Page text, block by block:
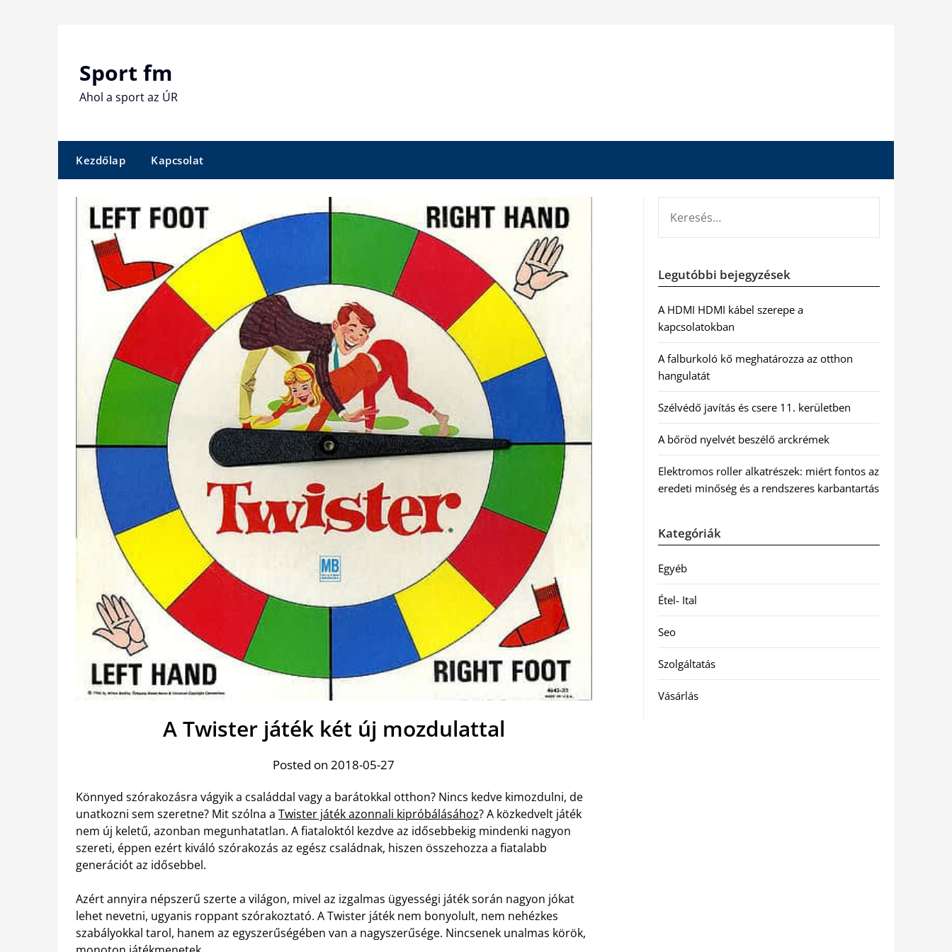
Sport fm
Ahol a sport az ÚR
Kezdőlap Kapcsolat
A Twister játék két új mozdulattal
Posted on 2018-05-27
Könnyed szórakozásra vágyik a családdal vagy a barátokkal otthon? Nincs kedve kimozdulni, de
unatkozni sem szeretne? Mit szólna a Twister játék azonnali kipróbálásához? A közkedvelt játék
nem új keletű, azonban megunhatatlan. A fiataloktól kezdve az idősebbekig mindenki nagyon
szereti, éppen ezért kiváló szórakozás az egész családnak, hiszen összehozza a fiatalabb
generációt az idősebbel.
Azért annyira népszerű szerte a világon, mivel az izgalmas ügyességi játék során nagyon jókat
lehet nevetni, ugyanis roppant szórakoztató. A Twister játék nem bonyolult, nem nehézkes
szabályokkal tarol, hanem az egyszerűségében van a nagyszerűsége. Nincsenek unalmas körök,
Legutóbbi bejegyzések
A HDMI HDMI kábel szerepe a
kapcsolatokban
A falburkoló kő meghatározza az otthon
hangulatát
Szélvédő javítás és csere 11. kerületben
A bőröd nyelvét beszélő arckrémek
Elektromos roller alkatrészek: miért fontos az
eredeti minőség és a rendszeres karbantartás
Kategóriák
Egyéb
Étel- Ital
Seo
Szolgáltatás
Vásárlás